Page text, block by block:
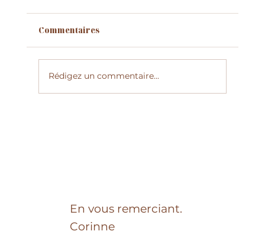
Commentaires
Rédigez un commentaire...
En vous remerciant.
Corinne